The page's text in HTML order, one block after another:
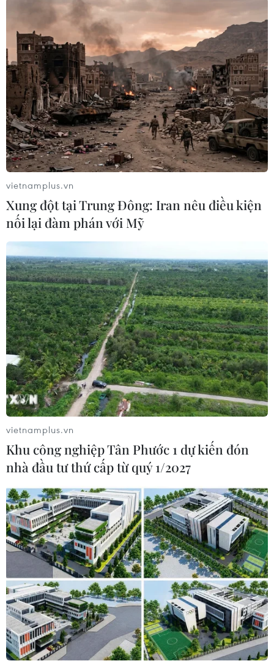
TIN CÙNG CHUYÊN MỤC
Hơn 800 vận động viên trẻ Việt Nam-
Trung Quốc giao lưu tại Bằng Tường
10/08/2026 15:54
vietnamplus.vn
Xung đột tại Trung Đông: Iran nêu điều kiện
nối lại đàm phán với Mỹ
vietnamplus.vn
Khu công nghiệp Tân Phước 1 dự kiến đón
nhà đầu tư thứ cấp từ quý 1/2027